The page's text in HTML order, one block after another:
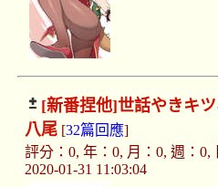
[新番捏他]世話やきキ
八尾[32篇回應]
評分：0, 年：0, 月：0, 週：0,
2020-01-31 11:03:04